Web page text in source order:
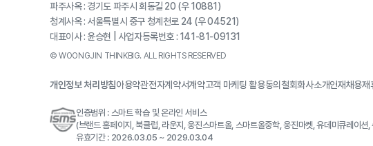
파주사옥 : 경기도 파주시 회동길 20 (우 10881)
청계사옥 : 서울특별시 중구 청계천로 24 (우 04521)
대표이사 : 윤승현 | 사업자등록번호 : 141-81-09131
© WOONGJIN THINKBIG. ALL RIGHTS RESERVED
개인정보 처리방침이용약관전자계약서계약고객 마케팅 활용동의철회회사소개인재채용제
인증범위 : 스마트 학습 및 온라인 서비스
(브랜드 홈페이지, 북클럽, 라운지, 웅진스마트올, 스마트올중학, 웅진마켓, 유데미큐레이션
유효기간 : 2026.03.05 ~ 2029.03.04